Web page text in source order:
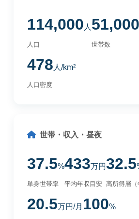
114,000 人
人口
51,000
世帯数
478 人/km²
人口密度
世帯・収入・昼夜
37.5%
単身世帯率
433万円
平均年収目安
32.5
高所得層
20.5万円/月 100%